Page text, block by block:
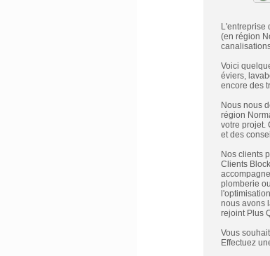
L'entreprise
(en région
Voici
éviers,
encore des
Nous nous
région
votre projet.
et des
Nos clients
Clients
plomberie
nous avons
rejoint Plus
Vous
Effectuez